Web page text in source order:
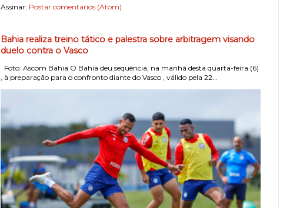
Assinar: Postar comentários (Atom)
Bahia realiza treino tático e palestra sobre arbitragem visando
duelo contra o Vasco
Foto: Ascom Bahia O Bahia deu sequência, na manhã desta quarta-feira (6)
, à preparação para o confronto diante do Vasco , válido pela 22...